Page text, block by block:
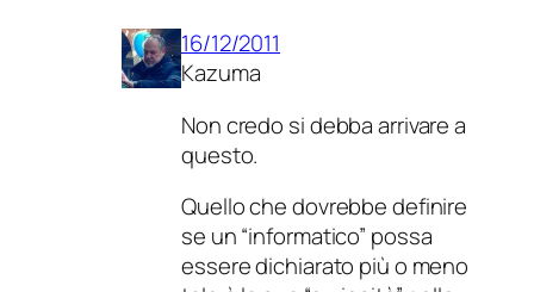
16/12/2011
Kazuma
Non credo si debba arrivare a
questo.
Quello che dovrebbe definire
se un “informatico” possa
essere dichiarato più o meno